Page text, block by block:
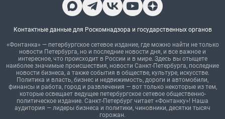
Контактные данные для Роскомнадзора и государственных органов
«Фонтанка» — петербургское сетевое издание, где можно найти не только
новости Петербурга, но и последние новости дня, и все важное и
интересное, что происходит в России и в мире. Здесь вы отыщете
наиболее значимые происшествия, новости Санкт-Петербурга, последние
новости бизнеса, а также события в обществе, культуре, искусстве.
Политика и власть, бизнес и недвижимость, дороги и автомобили,
финансы и работа, город и развлечения — вот только некоторые из тем,
которые освещает ведущее петербургское сетевое общественно-
политическое издание. Санкт-Петербург читает «Фонтанку»! Наша
аудитория — лидеры бизнеса и политики, чиновники, десятки тысяч
горожан.